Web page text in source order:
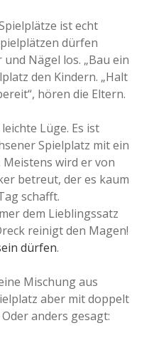
ist echt
dürfen
Nägel los. „Bau ein
den Kindern. „Halt
hören die Eltern.
Lüge. Es ist
Spielplatz mit ein
wird er von
betreut, der es kaum
schafft.
dem Lieblingssatz
reinigt den Magen!
dürfen.
Mischung aus
aber mit doppelt
anders gesagt: